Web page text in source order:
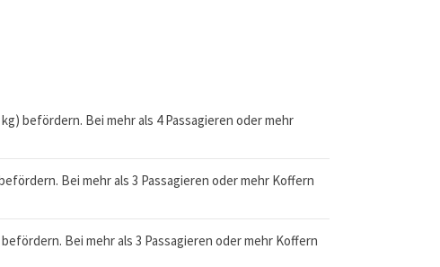
befördern. Bei mehr als 4 Passagieren oder mehr
Bei mehr als 3 Passagieren oder mehr Koffern
Bei mehr als 3 Passagieren oder mehr Koffern